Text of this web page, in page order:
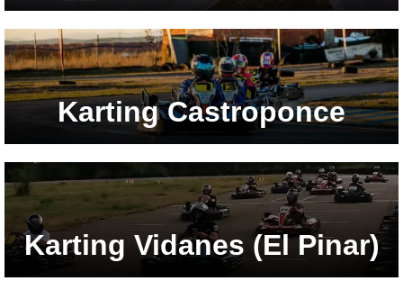
Karting Castroponce
Karting Vidanes (El Pinar)